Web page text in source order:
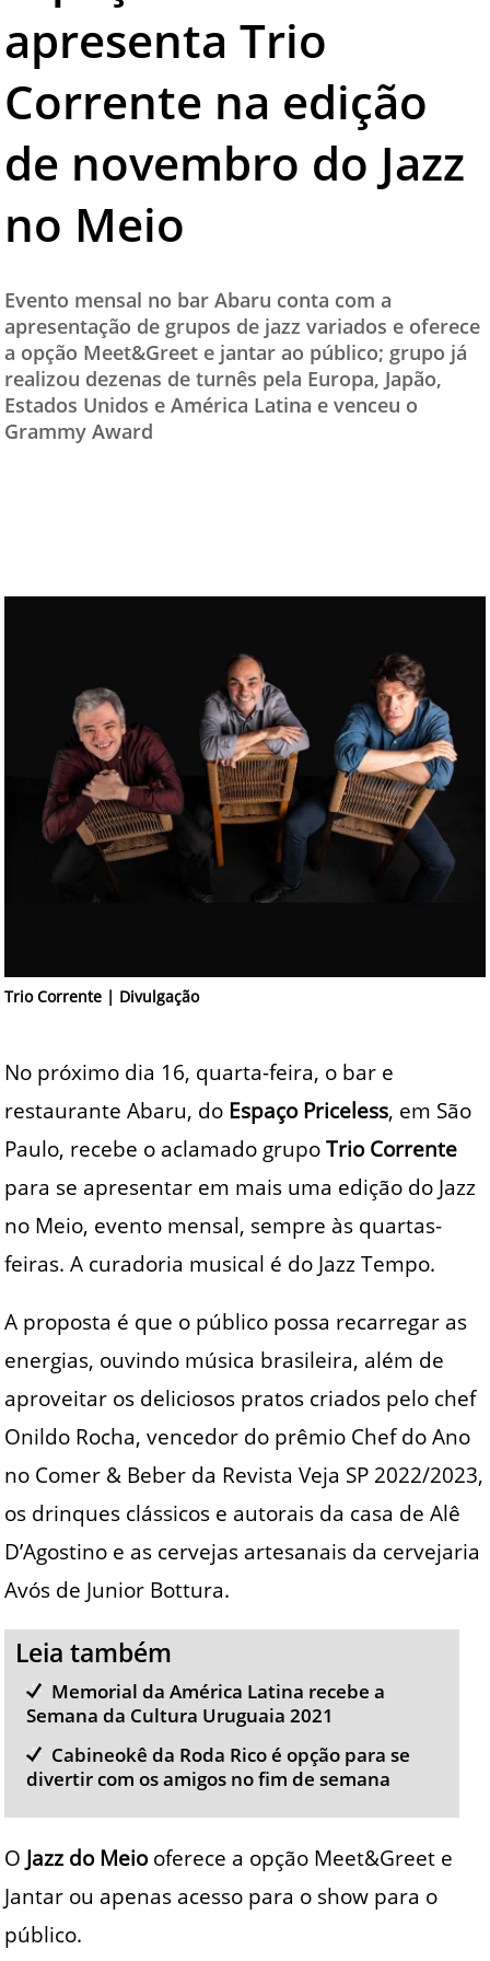
TESTADO E APROVADO
PARCEIROS
QUEM SOMOS - EQUIPE
CONTATO
apresenta Trio
Corrente na edição
de novembro do Jazz
no Meio
Evento mensal no bar Abaru conta com a
apresentação de grupos de jazz variados e oferece
a opção Meet&Greet e jantar ao público; grupo já
realizou dezenas de turnês pela Europa, Japão,
Estados Unidos e América Latina e venceu o
Grammy Award
Trio Corrente | Divulgação
No próximo dia 16, quarta-feira, o bar e
restaurante Abaru, do Espaço Priceless, em São
Paulo, recebe o aclamado grupoTrio Corrente
para se apresentar em mais uma edição do Jazz
no Meio, evento mensal, sempre às quartas-
feiras. A curadoria musical é do Jazz Tempo.
A proposta é que o público possa recarregar as
energias, ouvindo música brasileira, além de
aproveitar os deliciosos pratos criados pelo chef
Onildo Rocha, vencedor do prêmio Chef do Ano
no Comer & Beber da Revista Veja SP 2022/2023,
os drinques clássicos e autorais da casa de Alê
D’Agostino e as cervejas artesanais da cervejaria
Avós de Junior Bottura.
Leia também
Memorial da América Latina recebe a
Semana da Cultura Uruguaia 2021
Cabineokê da Roda Rico é opção para se
divertir com os amigos no fim de semana
O Jazz do Meiooferece a opção Meet&Greet e
Jantar ou apenas acesso para o show para o
público.